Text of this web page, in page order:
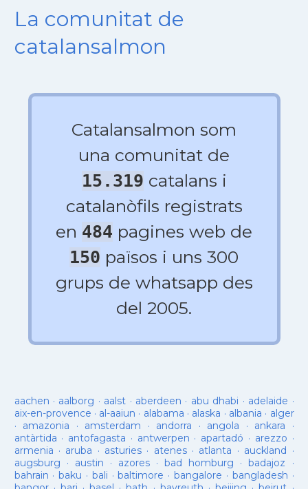
La comunitat de
catalansalmon
Catalansalmon som
una comunitat de
15.319 catalans i
catalanòfils registrats
en 484 pagines web de
150 països i uns 300
grups de whatsapp des
del 2005.
aachen · aalborg · aalst · aberdeen · abu dhabi · adelaide ·
aix-en-provence · al-aaiun · alabama · alaska · albania · alger
· amazonia · amsterdam · andorra · angola · ankara ·
antàrtida · antofagasta · antwerpen · apartadó · arezzo ·
armenia · aruba · asturies· atenes· atlanta · auckland ·
augsburg · austin · azores·bad homburg ·badajoz ·
bahrain ·baku · bali ·baltimore ·bangalore · bangladesh ·